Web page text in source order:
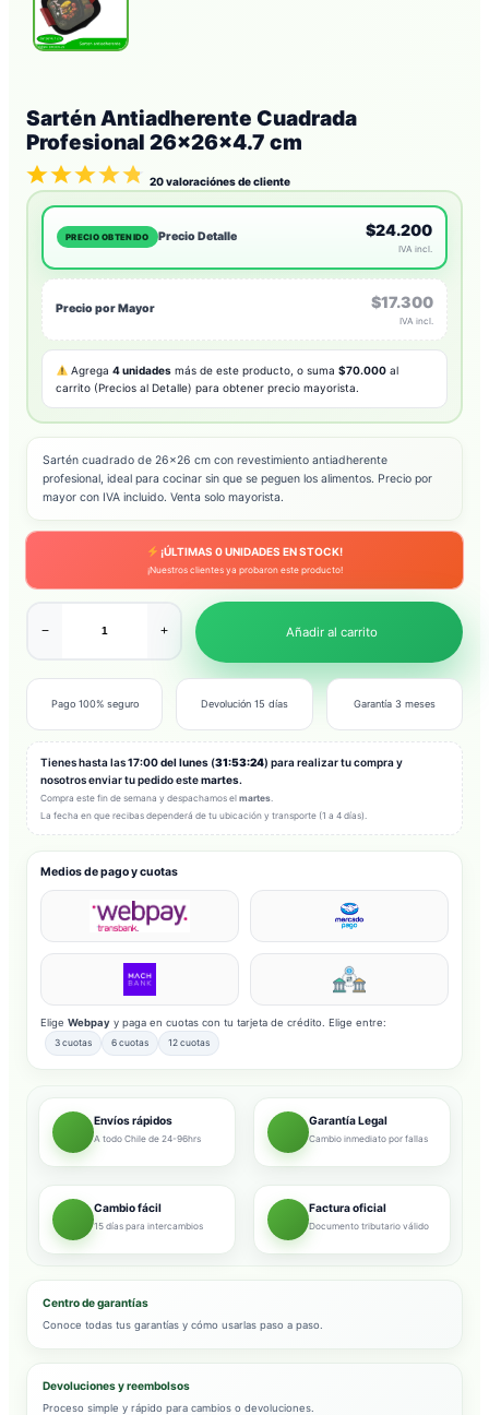
Sartén Antiadherente Cuadrada
Profesional 26x26x4.7 cm
20valoraciónes de cliente
PRECIO OBTENIDO Precio Detalle $24.200
IVA incl.
Precio por Mayor $17.300
IVA incl.
Agrega4 unidades más de este producto, o suma$70.000 al
carrito (Precios al Detalle) para obtener precio mayorista.
Sartén cuadrado de 26×26 cm con revestimiento antiadherente
profesional, ideal para cocinar sin que se peguen los alimentos. Precio por
mayor con IVA incluido. Venta solo mayorista.
¡ÚLTIMAS0UNIDADES EN STOCK!
¡Nuestros clientes ya probaron este producto!
− + Añadir al carrito
Pago 100% seguro Devolución 15 días Garantía 3 meses
Tienes hasta las17:00 del lunes (31:53:22) para realizar tu compra y
nosotros enviar tu pedido estemartes.
Compra este fin de semana y despachamos el martes
La fecha en que recibas dependerá de tu ubicación y transporte (1 a 4 días).
Medios de pago y cuotas
Elige Webpay y paga en cuotas con tu tarjeta de crédito. Elige entre:
3 cuotas 6 cuotas 12 cuotas
Envíos rápidos
A todo Chile de 24-96hrs
Garantía Legal
Cambio inmediato por fallas
Cambio fácil
15 días para intercambios
Factura oficial
Documento tributario válido
Centro de garantías
Conoce todas tus garantías y cómo usarlas paso a paso.
Devoluciones y reembolsos
Proceso simple y rápido para cambios o devoluciones.